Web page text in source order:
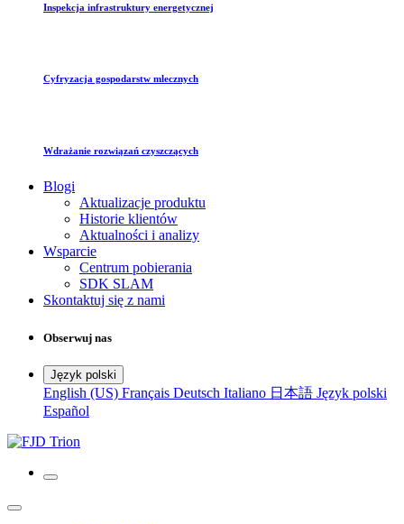
Inspekcja infrastruktury energetycznej
Cyfryzacja gospodarstw mlecznych
Wdrażanie rozwiązań czyszczących
Blogi
Aktualizacje produktu
Historie klientów
Aktualności i analizy
Wsparcie
Centrum pobierania
SDK SLAM
Skontaktuj się z nami
Obserwuj nas
Język polski
English (US) Français Deutsch Italiano 日本語 Język polski
Español